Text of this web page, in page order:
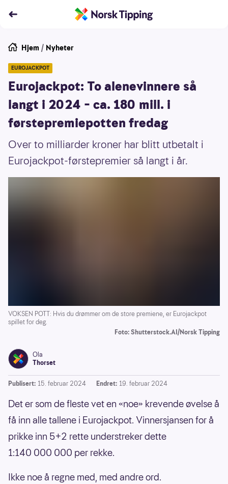
Hjem / Nyheter
EUROJACKPOT
Eurojackpot: To alenevinnere så
langt i 2024 – ca. 180 mill. i
førstepremiepotten fredag
Over to milliarder kroner har blitt utbetalt i
Eurojackpot-førstepremier så langt i år.
VOKSEN POTT: Hvis du drømmer om de store premiene, er Eurojackpot
spillet for deg.
Foto: Shutterstock.AI/Norsk Tipping
Ola
Thorset
Publisert: 15. februar 2024 Endret: 19. februar 2024
Det er som de fleste vet en «noe» krevende øvelse å
få inn alle tallene i Eurojackpot. Vinnersjansen for å
prikke inn 5+2 rette understreker dette
1:140 000 000 per rekke.
Ikke noe å regne med, med andre ord.